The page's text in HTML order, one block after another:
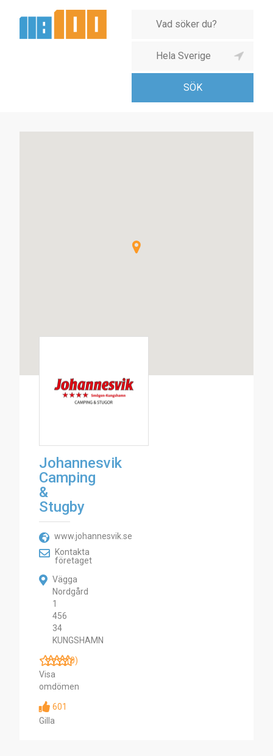
Johannesvik
Camping
&
Stugby
www.johannesvik.se
Kontakta
företaget
Vägga
Nordgård
1
456
34
KUNGSHAMN
(0)
Visa
omdömen
601
Gilla